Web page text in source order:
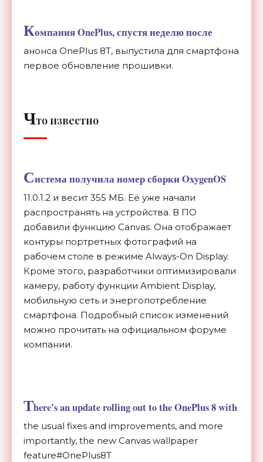
Компания OnePlus, спустя неделю после
анонса OnePlus 8T, выпустила для смартфона
первое обновление прошивки.
Что известно
Система получила номер сборки OxygenOS
11.0.1.2 и весит 355 МБ. Её уже начали
распространять на устройства. В ПО
добавили функцию Canvas. Она отображает
контуры портретных фотографий на
рабочем столе в режиме Always-On Display.
Кроме этого, разработчики оптимизировали
камеру, работу функции Ambient Display,
мобильную сеть и энергопотребление
смартфона. Подробный список изменений
можно прочитать на официальном форуме
компании.
There's an update rolling out to the OnePlus 8 with
the usual fixes and improvements, and more
importantly, the new Canvas wallpaper
feature#OnePlus8T